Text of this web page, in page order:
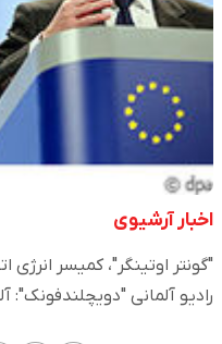
اخبار آرشیوی
"گونتر اوتینگر"، کمیسر انرژی
رادیو آلمانی